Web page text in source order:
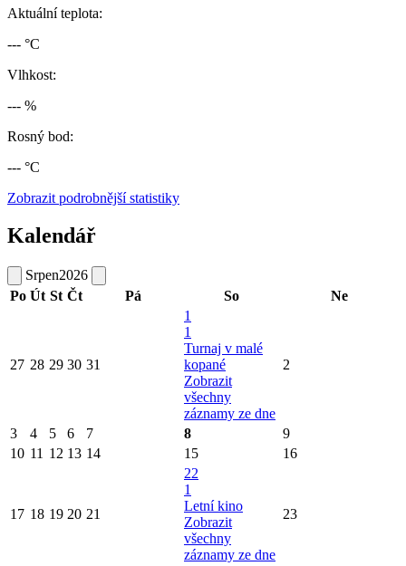
Aktuální teplota:
--- °C
Vlhkost:
--- %
Rosný bod:
--- °C
Zobrazit podrobnější statistiky
Kalendář
Srpen2026
Po Út St Čt Pá So Ne
27 28 29 30 31
1
1
Turnaj v malé
kopané
Zobrazit
všechny
záznamy ze dne
2
3 4 5 6 7 8
9
10 11 12 13 14 15 16
17 18 19 20 21
22
1
Letní kino
Zobrazit
všechny
záznamy ze dne
23